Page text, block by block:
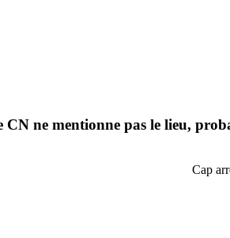
CN ne mentionne pas le lieu,
Cap